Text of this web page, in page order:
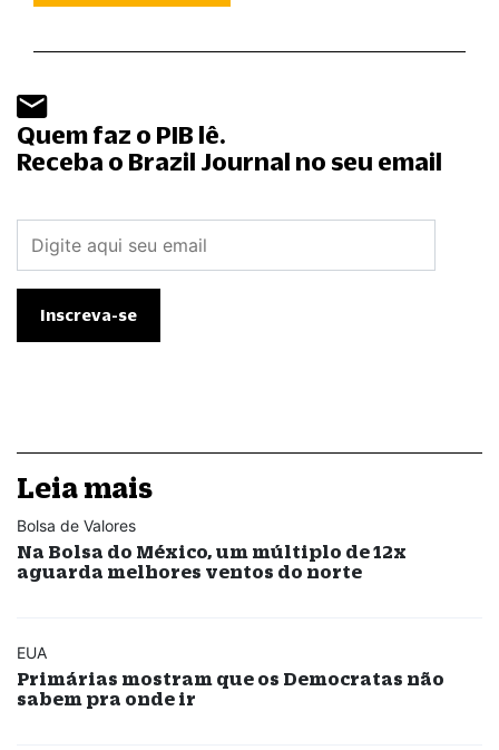
Quem faz o PIB lê.
Receba o Brazil Journal no seu email
Leia mais
Bolsa de Valores
Na Bolsa do México, um múltiplo de 12x
aguarda melhores ventos do norte
EUA
Primárias mostram que os Democratas não
sabem pra onde ir